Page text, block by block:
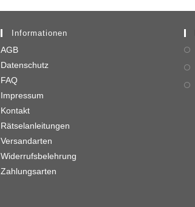
Informationen
AGB
Datenschutz
FAQ
Impressum
Kontakt
Rätselanleitungen
Versandarten
Widerrufsbelehrung
Zahlungsarten